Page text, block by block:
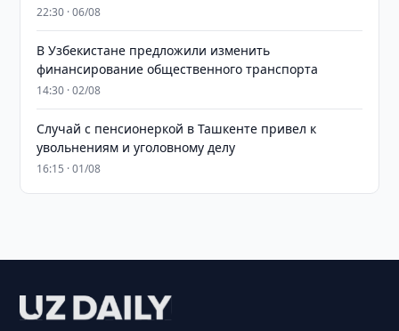
22:30 · 06/08
В Узбекистане предложили изменить
финансирование общественного транспорта
14:30 · 02/08
Случай с пенсионеркой в Ташкенте привел к
увольнениям и уголовному делу
16:15 · 01/08